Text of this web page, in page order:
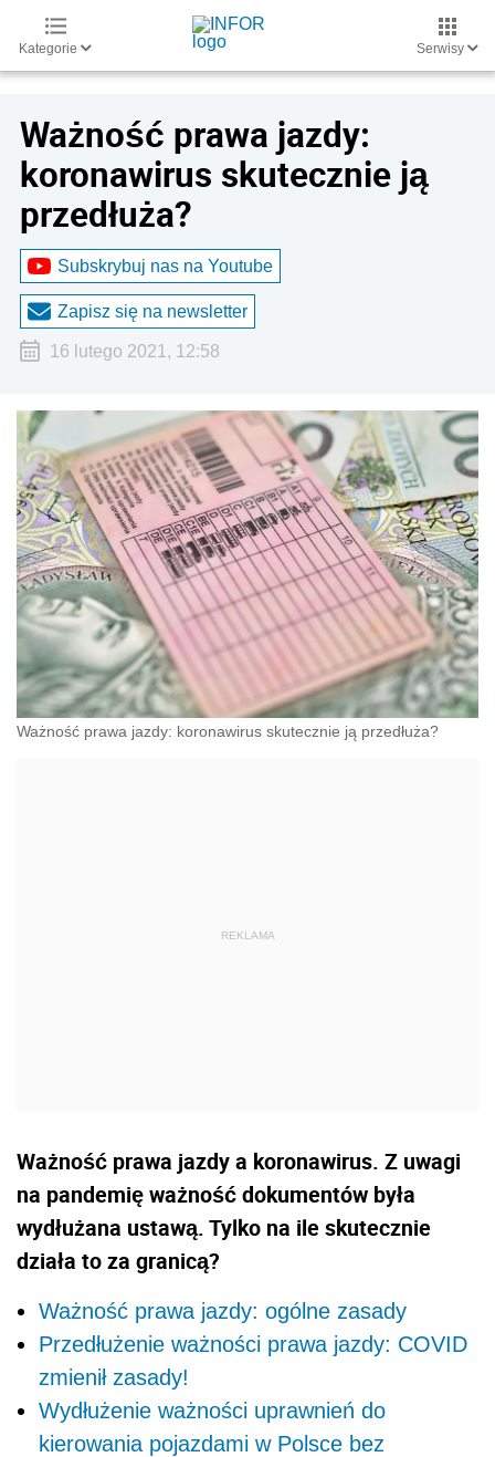
Kategorie Serwisy
Ważność prawa jazdy:
koronawirus skutecznie ją
przedłuża?
Subskrybuj nas na Youtube
Zapisz się na newsletter
16 lutego 2021, 12:58
Ważność prawa jazdy: koronawirus skutecznie ją przedłuża?
Ważność prawa jazdy a koronawirus. Z uwagi
na pandemię ważność dokumentów była
wydłużana ustawą. Tylko na ile skutecznie
działa to za granicą?
Ważność prawa jazdy: ogólne zasady
Przedłużenie ważności prawa jazdy: COVID
zmienił zasady!
Wydłużenie ważności uprawnień do
kierowania pojazdami w Polsce bez